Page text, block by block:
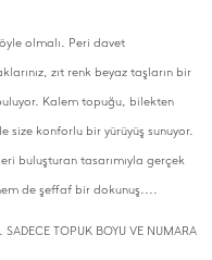
olmalı. Peri davet
zıt renk beyaz taşların bir
Kalem topuğu, bilekten
size konforlu bir yürüyüş sunuyor.
buluşturan tasarımıyla gerçek
de şeffaf bir dokunuş....
TOPUK BOYU VE NUMARA